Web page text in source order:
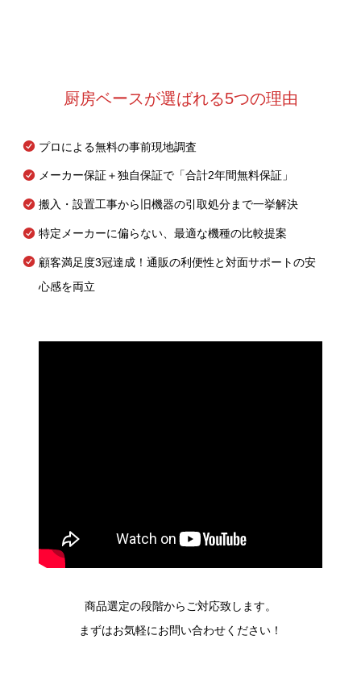
厨房ベースが選ばれる5つの理由
プロによる無料の事前現地調査
メーカー保証＋独自保証で「合計2年間無料保証」
搬入・設置工事から旧機器の引取処分まで一挙解決
特定メーカーに偏らない、最適な機種の比較提案
顧客満足度3冠達成！通販の利便性と対面サポートの安
心感を両立
商品選定の段階からご対応致します。
まずはお気軽にお問い合わせください！